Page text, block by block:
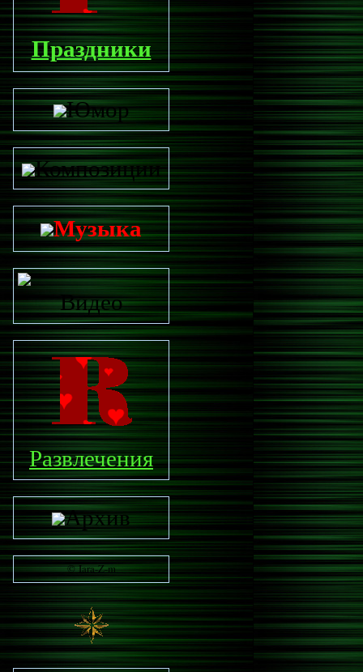
Праздники
Юмор
Композиции
Музыка
Видео
Развлечения
Архив
© Iara-Z-m